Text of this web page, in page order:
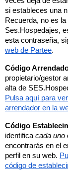
si estableces una
Recuerda, no es
Ses.Hospedajes,
esta contraseña,
web de Partee.
Código
propietario/gestor
Pulsa aquí para
arrendador en la
Código
identifica cada uno
encontrarás en el
perfil en su web.
código de